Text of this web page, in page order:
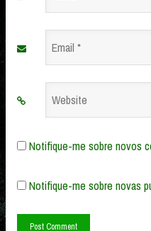
Email
Website
Notifique-me sobre novos
Notifique-me sobre novas